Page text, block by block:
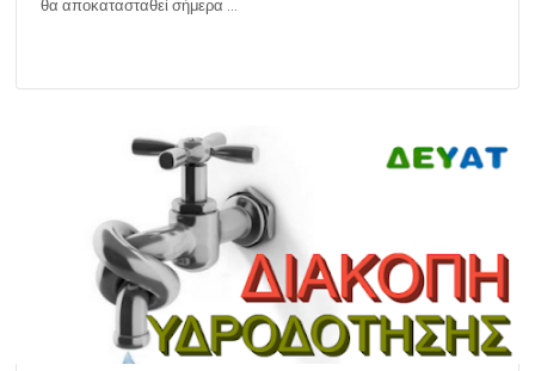
θα αποκατασταθεί σήμερα …